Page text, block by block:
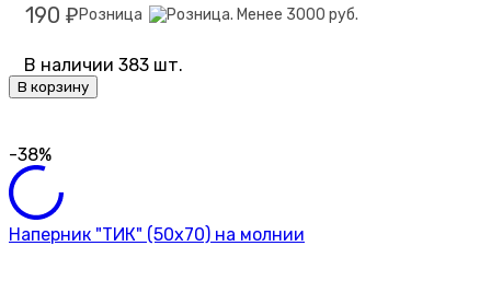
190 ₽ Розница
В наличии 383 шт.
В корзину
-38%
Наперник "ТИК" (50х70) на молнии